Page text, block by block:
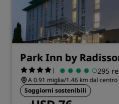
Park Inn by
| 295
A 0.91 miglia/1.46 km dal
Soggiorni sostenibili